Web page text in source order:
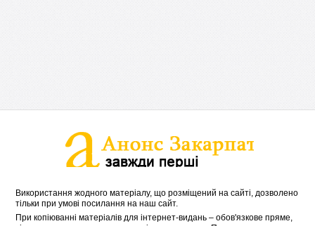
Використання жодного матеріалу, що розміщений на сайті, дозволено
тільки при умові посилання на наш сайт.
При копіюванні матеріалів для інтернет-видань – обов'язкове пряме,